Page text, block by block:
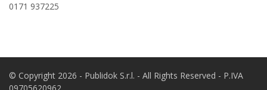
0171 937225
© Copyright 2026 - Publidok S.r.l. - All Rights Reserved - P.IVA